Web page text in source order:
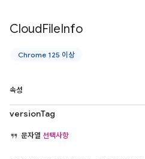
CloudFileInfo
Chrome 125 이상
속성
versionTag
문자열 선택사항